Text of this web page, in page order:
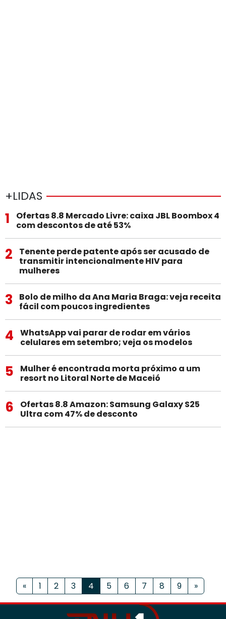
+LIDAS
1
Ofertas 8.8 Mercado Livre: caixa JBL Boombox 4
com descontos de até 53%
2
Tenente perde patente após ser acusado de
transmitir intencionalmente HIV para
mulheres
3
Bolo de milho da Ana Maria Braga: veja receita
fácil com poucos ingredientes
4
WhatsApp vai parar de rodar em vários
celulares em setembro; veja os modelos
5
Mulher é encontrada morta próximo a um
resort no Litoral Norte de Maceió
6
Ofertas 8.8 Amazon: Samsung Galaxy S25
Ultra com 47% de desconto
« 1 2 3 4 5 6 7 8 9 »